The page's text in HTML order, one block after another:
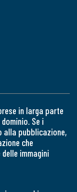
in larga parte
Se i
alla pubblicazione,
che
immagini